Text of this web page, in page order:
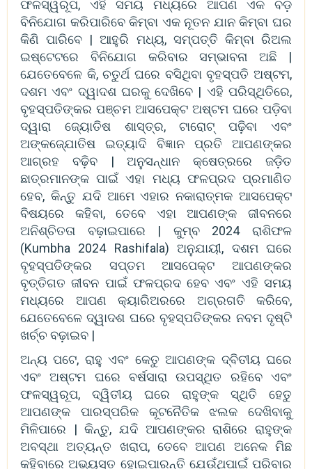
ଫଳସ୍ୱରୂପ, ଏହି ସମୟ ମଧ୍ୟରେ ଆପଣ ଏକ ବଡ଼
ବିନିଯୋଗ କରିପାରିବେ କିମ୍ବା ଏକ ନୂତନ ଯାନ କିମ୍ବା ଘର
କିଣି ପାରିବେ | ଆହୁରି ମଧ୍ୟ, ସମ୍ପତ୍ତି କିମ୍ବା ରିଅଲ
ଇଷ୍ଟେଟରେ ବିନିଯୋଗ କରିବାର ସମ୍ଭାବନା ଅଛି |
ଯେତେବେଳେ କି, ଚତୁର୍ଥ ଘରେ ବସିଥିବା ବୃହସ୍ପତି ଅଷ୍ଟମ,
ଦଶମ ଏବଂ ଦ୍ୱାଦଶ ଘରକୁ ଦେଖିବେ | ଏହି ପରିସ୍ଥିତିରେ,
ବୃହସ୍ପତିଙ୍କର ପଞ୍ଚମ ଆସପେକ୍ଟ ଅଷ୍ଟମ ଘରେ ପଡ଼ିବା
ଦ୍ୱାରା ଜ୍ୟୋତିଷ ଶାସ୍ତ୍ର, ଟାରୋଟ୍ ପଢ଼ିବା ଏବଂ
ଅଙ୍କଜ୍ଯୋତିଷ ଇତ୍ୟାଦି ବିଜ୍ଞାନ ପ୍ରତି ଆପଣଙ୍କର
ଆଗ୍ରହ ବଢ଼ିବ | ଅନୁସନ୍ଧାନ କ୍ଷେତ୍ରରେ ଜଡ଼ିତ
ଛାତ୍ରମାନଙ୍କ ପାଇଁ ଏହା ମଧ୍ୟ ଫଳପ୍ରଦ ପ୍ରମାଣିତ
ହେବ, କିନ୍ତୁ ଯଦି ଆମେ ଏହାର ନକାରାତ୍ମକ ଆସପେକ୍ଟ
ବିଷୟରେ କହିବା, ତେବେ ଏହା ଆପଣଙ୍କ ଜୀବନରେ
ଅନିଶ୍ଚିତତା ବଢ଼ାଇପାରେ | କୁମ୍ବ 2024 ରାଶିଫଳ
(Kumbha 2024 Rashifala) ଅନୁଯାୟୀ, ଦଶମ ଘରେ
ବୃହସ୍ପତିଙ୍କର ସପ୍ତମ ଆସପେକ୍ଟ ଆପଣଙ୍କର
ବୃତ୍ତିଗତ ଜୀବନ ପାଇଁ ଫଳପ୍ରଦ ହେବ ଏବଂ ଏହି ସମୟ
ମଧ୍ୟରେ ଆପଣ କ୍ୟାରିଅରରେ ଅଗ୍ରଗତି କରିବେ,
ଯେତେବେଳେ ଦ୍ୱାଦଶ ଘରେ ବୃହସ୍ପତିଙ୍କର ନବମ ଦୃଷ୍ଟି
ଖର୍ଚ୍ଚ ବଢ଼ାଇବ |
ଅନ୍ୟ ପଟେ, ରାହୁ ଏବଂ କେତୁ ଆପଣଙ୍କ ଦ୍ବିତୀୟ ଘରେ
ଏବଂ ଅଷ୍ଟମ ଘରେ ବର୍ଷସାରା ଉପସ୍ଥିତ ରହିବେ ଏବଂ
ଫଳସ୍ୱରୂପ, ଦ୍ୱିତୀୟ ଘରେ ରାହୁଙ୍କ ସ୍ଥିତି ହେତୁ
ଆପଣଙ୍କ ପାରସ୍ପରିକ କୂଟନୈତିକ ଝଲକ ଦେଖିବାକୁ
ମିଳିପାରେ | କିନ୍ତୁ, ଯଦି ଆପଣଙ୍କର ରାଶିରେ ରାହୁଙ୍କ
ଅବସ୍ଥା ଅତ୍ୟନ୍ତ ଖରାପ, ତେବେ ଆପଣ ଅନେକ ମିଛ
କହିବାରେ ଅଭ୍ୟସ୍ତ ହୋଇପାରନ୍ତି ଯେଉଁଥିପାଇଁ ପରିବାର